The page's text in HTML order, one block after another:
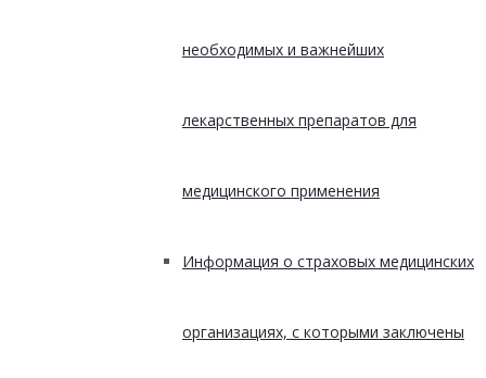
необходимых и важнейших
лекарственных препаратов для
медицинского применения
Информация о страховых медицинских
организациях, с которыми заключены